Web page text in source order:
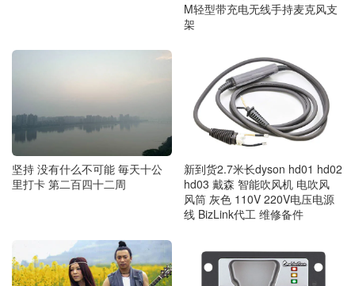
M轻型带充电无线手持麦克风支
架
坚持 没有什么不可能 毎天十公
里打卡 第二百四十二周
新到货2.7米长dyson hd01 hd02
hd03 戴森 智能吹风机 电吹风
风筒 灰色 110V 220V电压电源
线 BizLink代工 维修备件